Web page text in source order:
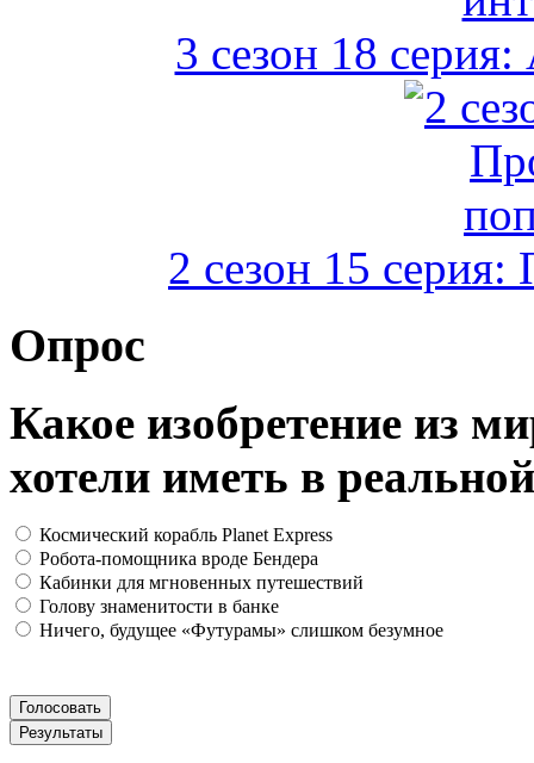
3 сезон 18
2 сезон 15
Опрос
Какое изобретение из
хотели иметь в
Космический корабль Planet Express
Робота-помощника вроде Бендера
Кабинки для мгновенных путешествий
Голову знаменитости в банке
Ничего, будущее «Футурамы» слишком безумное